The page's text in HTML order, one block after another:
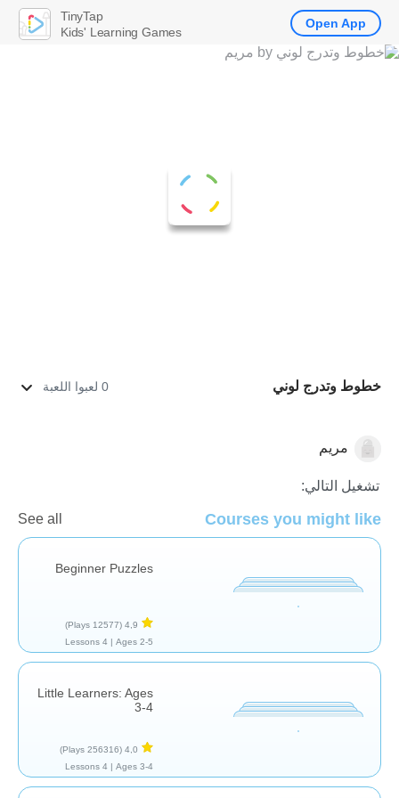
خطوط وتدرج لوني 0 لعبوا اللعبة
الأشكال والألوان
مريم
تشغيل التالي:
Courses you might like
See all
Beginner Puzzles
4,9
(12577 Plays)
Ages 2-5 |
4 Lessons
Little Learners: Ages
3-4
4,0
(256316 Plays)
Ages 3-4 |
4 Lessons
TinyTap
Kids' Learning Games
Open App